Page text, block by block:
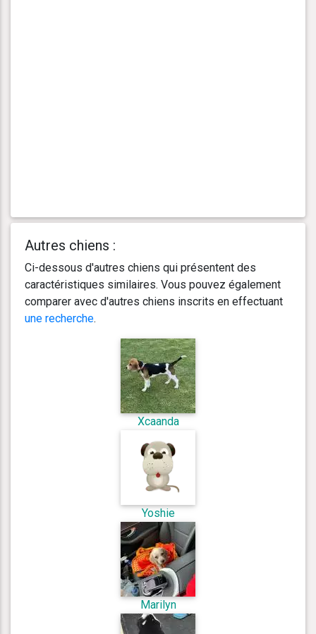
Autres chiens :
Ci-dessous d'autres chiens qui présentent des
caractéristiques similaires. Vous pouvez également
comparer avec d'autres chiens inscrits en effectuant
une recherche.
Xcaanda
Yoshie
Marilyn